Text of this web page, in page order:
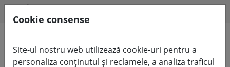
Căutare produse
Cookie consense
Site-ul nostru web utilizează cookie-uri pentru a
personaliza conținutul și reclamele, a analiza traficul